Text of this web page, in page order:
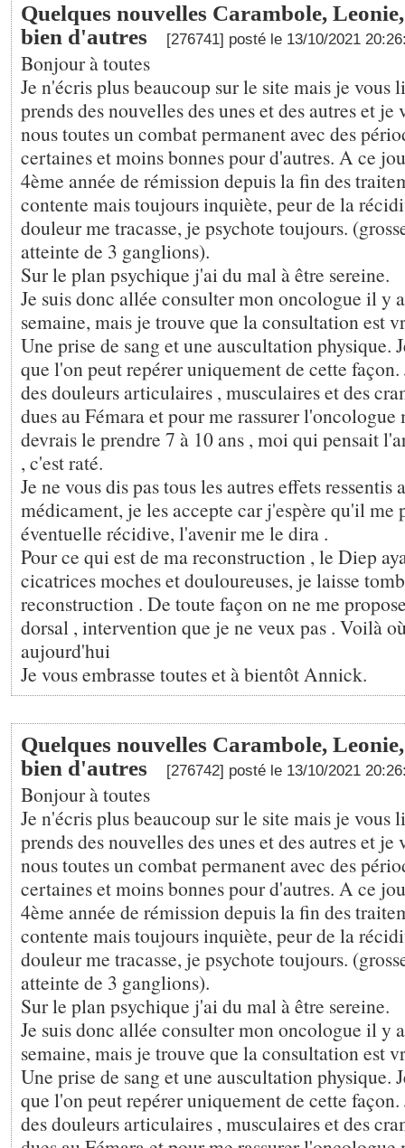
Quelques nouvelles Carambole,
bien d'autres
[276741] posté le 13/10/2021
Bonjour à toutes
Je n'écris plus beaucoup sur le site mais je vous
prends des nouvelles des unes et des autres et je
nous toutes un combat permanent avec des
certaines et moins bonnes pour d'autres. A ce
4ème année de rémission depuis la fin des
contente mais toujours inquiète, peur de la
douleur me tracasse, je psychote toujours.
atteinte de 3 ganglions).
Sur le plan psychique j'ai du mal à être sereine.
Je suis donc allée consulter mon oncologue il y
semaine, mais je trouve que la consultation est
Une prise de sang et une auscultation physique.
que l'on peut repérer uniquement de cette
des douleurs articulaires , musculaires et des
dues au Fémara et pour me rassurer
devrais le prendre 7 à 10 ans , moi qui pensait
, c'est raté.
Je ne vous dis pas tous les autres effets ressentis
médicament, je les accepte car j'espère qu'il me
éventuelle récidive, l'avenir me le dira .
Pour ce qui est de ma reconstruction , le Diep
cicatrices moches et douloureuses, je laisse
reconstruction . De toute façon on ne me
dorsal , intervention que je ne veux pas . Voilà
aujourd'hui
Je vous embrasse toutes et à bientôt Annick.
Quelques nouvelles Carambole,
bien d'autres
[276742] posté le 13/10/2021
Bonjour à toutes
Je n'écris plus beaucoup sur le site mais je vous
prends des nouvelles des unes et des autres et je
nous toutes un combat permanent avec des
certaines et moins bonnes pour d'autres. A ce
4ème année de rémission depuis la fin des
contente mais toujours inquiète, peur de la
douleur me tracasse, je psychote toujours.
atteinte de 3 ganglions).
Sur le plan psychique j'ai du mal à être sereine.
Je suis donc allée consulter mon oncologue il y
semaine, mais je trouve que la consultation est
Une prise de sang et une auscultation physique.
que l'on peut repérer uniquement de cette
des douleurs articulaires , musculaires et des